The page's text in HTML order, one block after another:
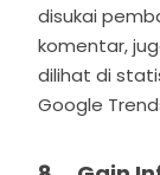
disukai
komentar,
dilihat di
Google